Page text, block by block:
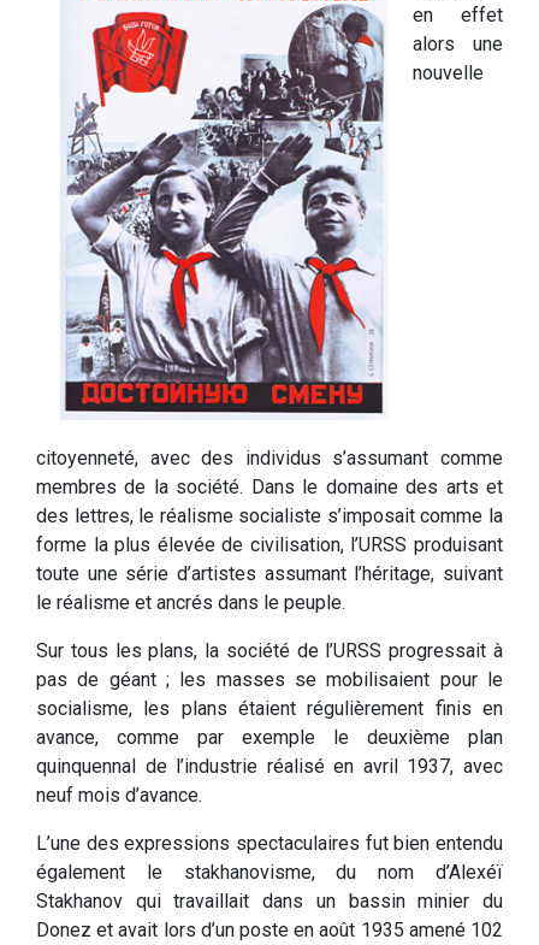
en effet
alors une
nouvelle
citoyenneté, avec des individus s’assumant comme
membres de la société. Dans le domaine des arts et
des lettres, le réalisme socialiste s’imposait comme la
forme la plus élevée de civilisation, l’URSS produisant
toute une série d’artistes assumant l’héritage, suivant
le réalisme et ancrés dans le peuple.
Sur tous les plans, la société de l’URSS progressait à
pas de géant ; les masses se mobilisaient pour le
socialisme, les plans étaient régulièrement finis en
avance, comme par exemple le deuxième plan
quinquennal de l’industrie réalisé en avril 1937, avec
neuf mois d’avance.
L’une des expressions spectaculaires fut bien entendu
également le stakhanovisme, du nom d’Alexéï
Stakhanov qui travaillait dans un bassin minier du
Donez et avait lors d’un poste en août 1935 amené 102